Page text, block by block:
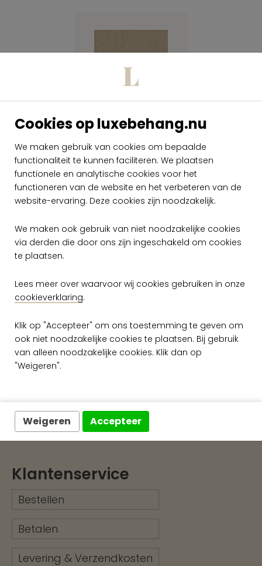
Cookies op luxebehang.nu
We maken gebruik van cookies om bepaalde
functionaliteit te kunnen faciliteren. We plaatsen
functionele en analytische cookies voor het
functioneren van de website en het verbeteren van de
website-ervaring. Deze cookies zijn noodzakelijk.
We maken ook gebruik van niet noodzakelijke cookies
via derden die door ons zijn ingeschakeld om cookies
te plaatsen.
Lees meer over waarvoor wij cookies gebruiken in onze
cookieverklaring.
Klik op "Accepteer" om ons toestemming te geven om
ook niet noodzakelijke cookies te plaatsen. Bij gebruik
van alleen noodzakelijke cookies. Klik dan op
"Weigeren".
Weigeren Accepteer
Enhance CAS51
€ 119,00 per rol
Op voorraad
Snelle levering
Exclusieve wandafwerking
Klantenservice
Bestellen
Betalen
Levering & Verzendkosten